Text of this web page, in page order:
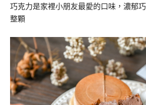
巧克力是家裡小朋友最愛的口味，濃郁
整顆